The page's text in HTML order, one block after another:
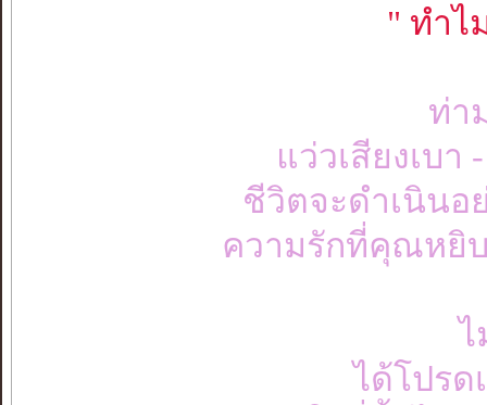
" ทำไ
ท่า
แว่วเสียงเบ
ชีวิตจะดำเนินอ
ความรักที่คุณหยิ
ไ
ได้โปรด